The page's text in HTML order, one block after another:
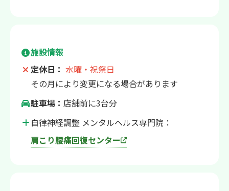
施設情報
定休日： 水曜・祝祭日
その月により変更になる場合があります
駐車場： 店舗前に3台分
自律神経調整 メンタルヘルス専門院：
肩こり腰痛回復センター